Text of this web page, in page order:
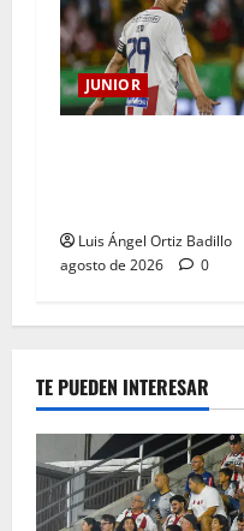
JUNIOR
Luis Ángel Ortiz Badillo
agosto de 2026
0
TE PUEDEN INTERESAR